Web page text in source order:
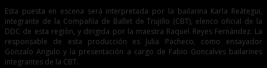
Esta puesta en escena será interpretada por la bailarina Karla Reátegui,
integrante de la Compañía de Ballet de Trujillo (CBT), elenco oficial de la
DDC de esta región, y dirigida por la maestra Raquel Reyes Fernández. La
responsable de esta producción es Julia Pacheco, como ensayador
Gonzalo Angulo y la presentación a cargo de Fabio Goncalves bailarines
integrantes de la CBT.